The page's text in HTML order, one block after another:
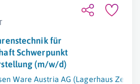
für
Schwerpunkt
(m/w/d)
Ware Austria AG (Lagerhaus